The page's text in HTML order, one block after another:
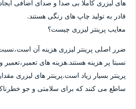
های لیزری کاملا بی صدا و صدای اضافی ایجاد
قادر به تولید چاپ های رنگی هستند.
معایب پرینتر لیزری چیست؟
ضرر اصلی پرینتر لیزری هزینه آن است،نسبت
نسبتا پر هزینه هستند.هزینه های تعمیر،تعمیر
پرینتر بسیار زیاد است.پرینتر های لیزری
ساطع می کنند که برای سلامتی و جو